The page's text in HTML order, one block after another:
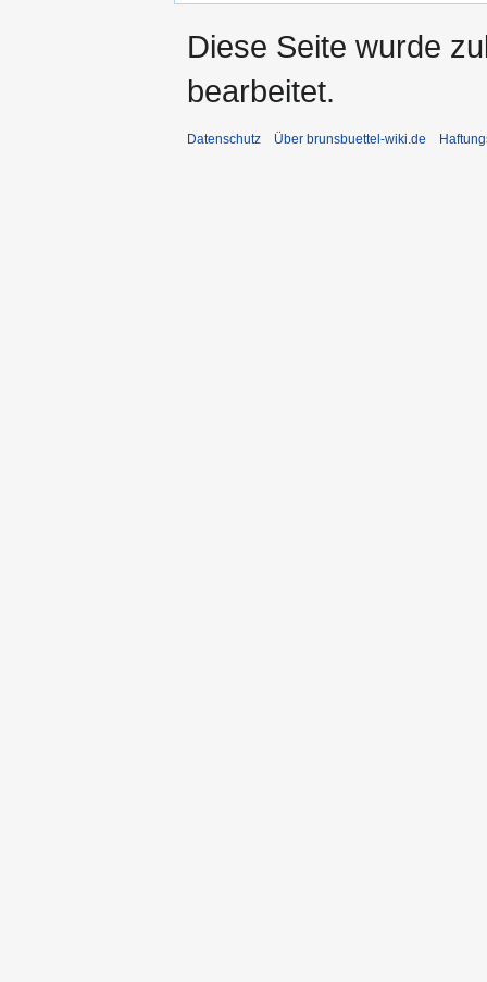
Diese Seite wurde
bearbeitet.
Datenschutz Über brunsbuettel-wiki.de